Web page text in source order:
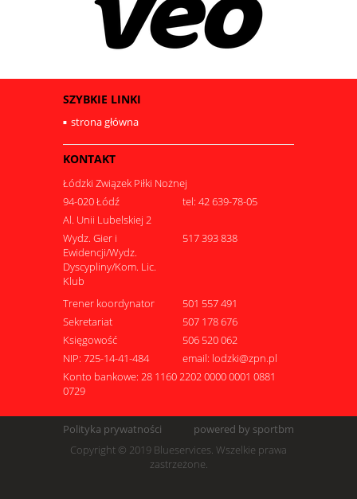
SZYBKIE LINKI
strona główna
KONTAKT
Łódzki Związek Piłki Nożnej
94-020 Łódź
tel: 42 639-78-05
Al. Unii Lubelskiej 2
Wydz. Gier i
Ewidencji/Wydz.
Dyscypliny/Kom. Lic.
Klub
517 393 838
Trener koordynator
501 557 491
Sekretariat
507 178 676
Księgowość
506 520 062
NIP: 725-14-41-484
email: lodzki@zpn.pl
Konto bankowe: 28 1160 2202 0000 0001 0881
0729
Polityka prywatności
powered by sportbm
Copyright © 2019 Blueservices. Wszelkie prawa
zastrzeżone.